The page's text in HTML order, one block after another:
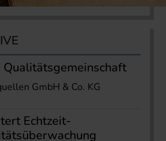
Qualitätsgemeinschaft
GmbH & Co. KG
Echtzeit-